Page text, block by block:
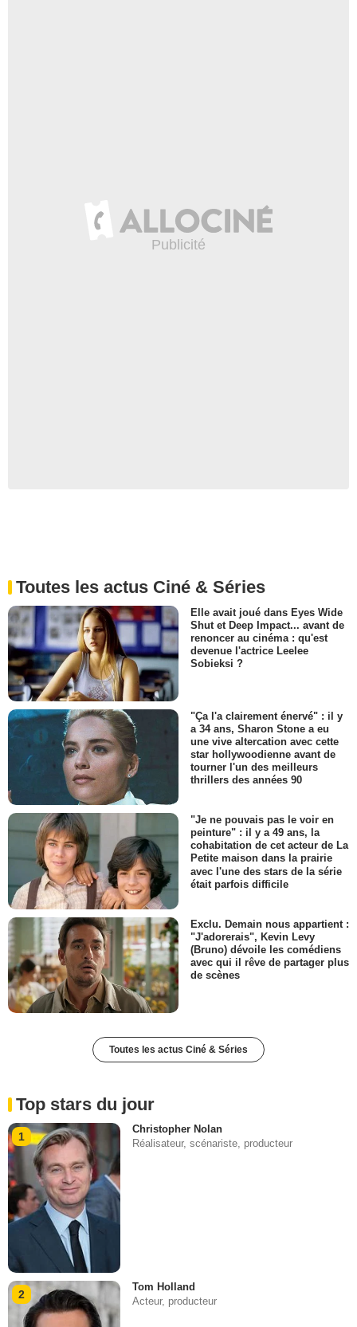
Toutes les actus Ciné & Séries
Elle avait joué dans Eyes Wide
Shut et Deep Impact... avant de
renoncer au cinéma : qu'est
devenue l'actrice Leelee
Sobieksi ?
"Ça l'a clairement énervé" : il y
a 34 ans, Sharon Stone a eu
une vive altercation avec cette
star hollywoodienne avant de
tourner l'un des meilleurs
thrillers des années 90
"Je ne pouvais pas le voir en
peinture" : il y a 49 ans, la
cohabitation de cet acteur de La
Petite maison dans la prairie
avec l'une des stars de la série
était parfois difficile
Exclu. Demain nous appartient :
"J'adorerais", Kevin Levy
(Bruno) dévoile les comédiens
avec qui il rêve de partager plus
de scènes
Toutes les actus Ciné & Séries
Top stars du jour
1
Christopher Nolan
Réalisateur, scénariste, producteur
2
Tom Holland
Acteur, producteur